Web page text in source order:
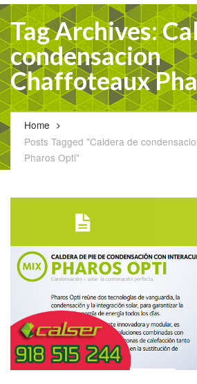
Tag Archives:
condensacion
Chaffoteaux
Home
Posts Tagged "Caldera de
Pharos Opti"